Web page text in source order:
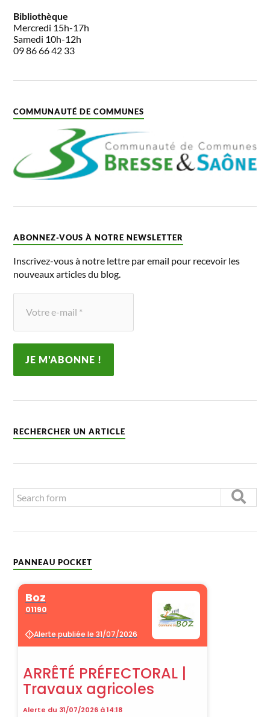
Bibliothèque
Mercredi 15h-17h
Samedi 10h-12h
09 86 66 42 33
COMMUNAUTÉ DE COMMUNES
ABONNEZ-VOUS À NOTRE NEWSLETTER
Inscrivez-vous à notre lettre par email pour recevoir les
nouveaux articles du blog.
RECHERCHER UN ARTICLE
PANNEAU POCKET